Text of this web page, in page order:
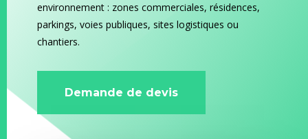
environnement : zones commerciales, résidences,
parkings, voies publiques, sites logistiques ou
chantiers.
Demande de devis